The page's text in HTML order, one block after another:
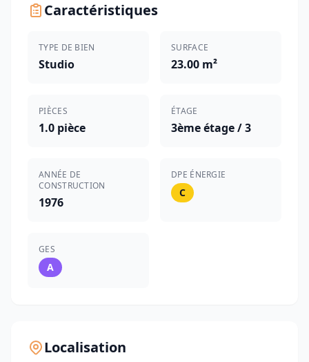
Caractéristiques
TYPE DE BIEN
Studio
SURFACE
23.00 m²
PIÈCES
1.0 pièce
ÉTAGE
3ème étage / 3
ANNÉE DE
CONSTRUCTION
1976
DPE ÉNERGIE
C
GES
A
Localisation